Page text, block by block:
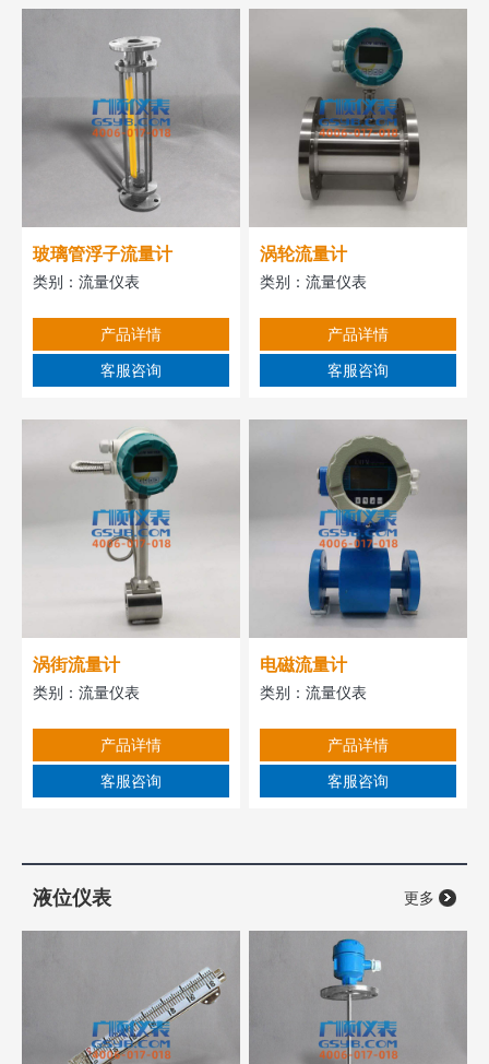
玻璃管浮子流量计
类别： 流量仪表
产品详情
客服咨询
涡轮流量计
类别：流量仪表
产品详情
客服咨询
涡街流量计
类别： 流量仪表
产品详情
客服咨询
电磁流量计
类别：流量仪表
产品详情
客服咨询
液位仪表 更多